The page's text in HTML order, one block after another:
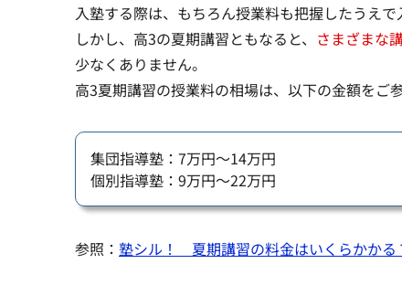
入塾する際は、もちろん授業料も把握したうえで
しかし、高3の夏期講習ともなると、 さまざまな
少なくありません。
高3夏期講習の授業料の相場は、以下の金額をご
集団指導塾：7万円～14万円
個別指導塾：9万円～22万円
参照： 塾シル！ 夏期講習の料金はいくらかかる